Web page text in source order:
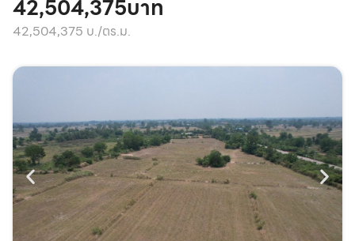
42,504,375บาท
42,504,375 บ./ตร.ม.